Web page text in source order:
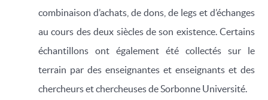
combinaison d’achats, de dons, de legs et d’échanges
au cours des deux siècles de son existence. Certains
échantillons ont également été collectés sur le
terrain par des enseignantes et enseignants et des
chercheurs et chercheuses de Sorbonne Université.